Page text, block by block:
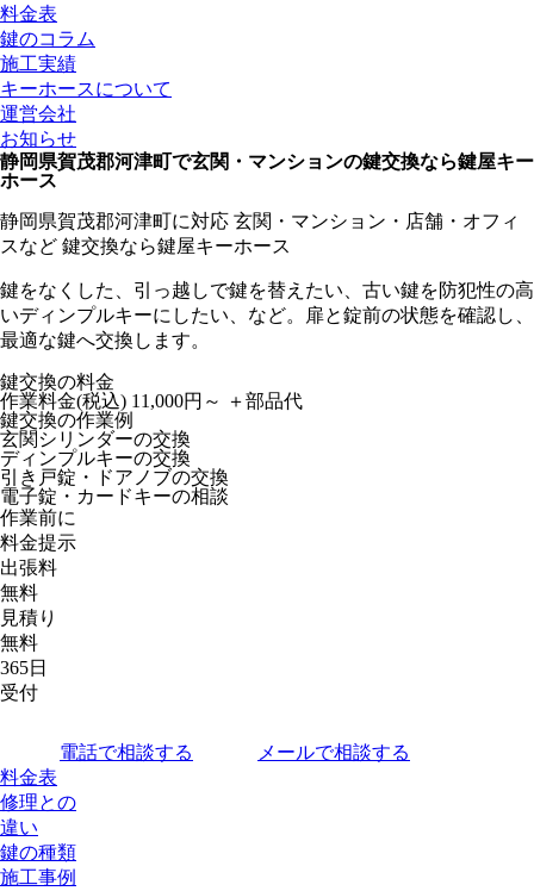
料金表
鍵のコラム
施工実績
キーホースについて
運営会社
お知らせ
静岡県賀茂郡河津町で玄関・マンションの鍵交換なら鍵屋キー
ホース
静岡県賀茂郡河津町に対応 玄関・マンション・店舗・オフィ
スなど 鍵交換なら鍵屋キーホース
鍵をなくした、引っ越しで鍵を替えたい、古い鍵を防犯性の高
いディンプルキーにしたい、など。扉と錠前の状態を確認し、
最適な鍵へ交換します。
鍵交換の料金
作業料金(税込) 11,000円～ ＋部品代
鍵交換の作業例
玄関シリンダーの交換
ディンプルキーの交換
引き戸錠・ドアノブの交換
電子錠・カードキーの相談
作業前に
料金提示
出張料
無料
見積り
無料
365日
受付
電話で相談する
メールで相談する
料金表
修理との
違い
鍵の種類
施工事例